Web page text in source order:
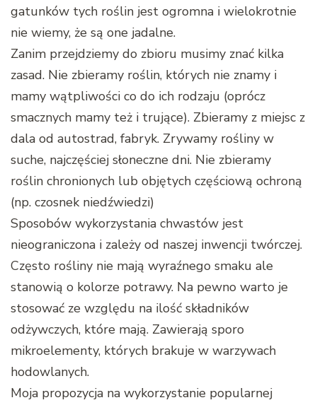
gatunków tych roślin jest ogromna i wielokrotnie
nie wiemy, że są one jadalne.
Zanim przejdziemy do zbioru musimy znać kilka
zasad. Nie zbieramy roślin, których nie znamy i
mamy wątpliwości co do ich rodzaju (oprócz
smacznych mamy też i trujące). Zbieramy z miejsc z
dala od autostrad, fabryk. Zrywamy rośliny w
suche, najczęściej słoneczne dni. Nie zbieramy
roślin chronionych lub objętych częściową ochroną
(np. czosnek niedźwiedzi)
Sposobów wykorzystania chwastów jest
nieograniczona i zależy od naszej inwencji twórczej.
Często rośliny nie mają wyraźnego smaku ale
stanowią o kolorze potrawy. Na pewno warto je
stosować ze względu na ilość składników
odżywczych, które mają. Zawierają sporo
mikroelementy, których brakuje w warzywach
hodowlanych.
Moja propozycja na wykorzystanie popularnej